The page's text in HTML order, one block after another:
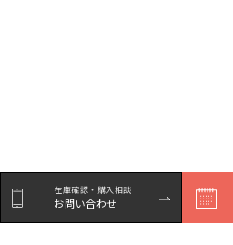
在庫確認・購入相談
お問い合わせ
在庫確認・購入相談
お問い合わせ